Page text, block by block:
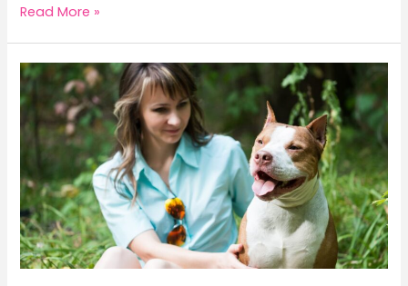
Top
a
Fazer
no
Algarve
Neste
Verão
Read More »